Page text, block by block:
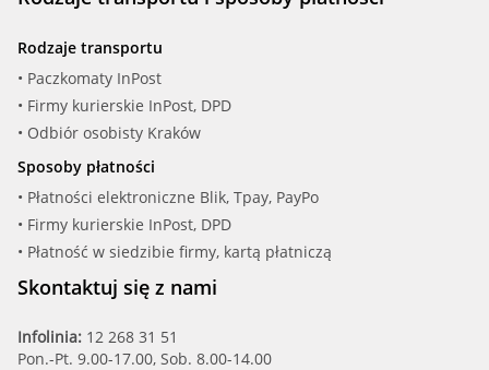
Rodzaje transportu
• Paczkomaty InPost
• Firmy kurierskie InPost, DPD
• Odbiór osobisty Kraków
Sposoby płatności
• Płatności elektroniczne Blik, Tpay, PayPo
• Firmy kurierskie InPost, DPD
• Płatność w siedzibie firmy, kartą płatniczą
Skontaktuj się z nami
Infolinia: 12 268 31 51
Pon.-Pt. 9.00-17.00, Sob. 8.00-14.00